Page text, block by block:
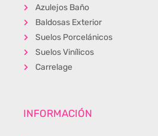
Azulejos Baño
Baldosas Exterior
Suelos Porcelánicos
Suelos Vinílicos
Carrelage
INFORMACIÓN